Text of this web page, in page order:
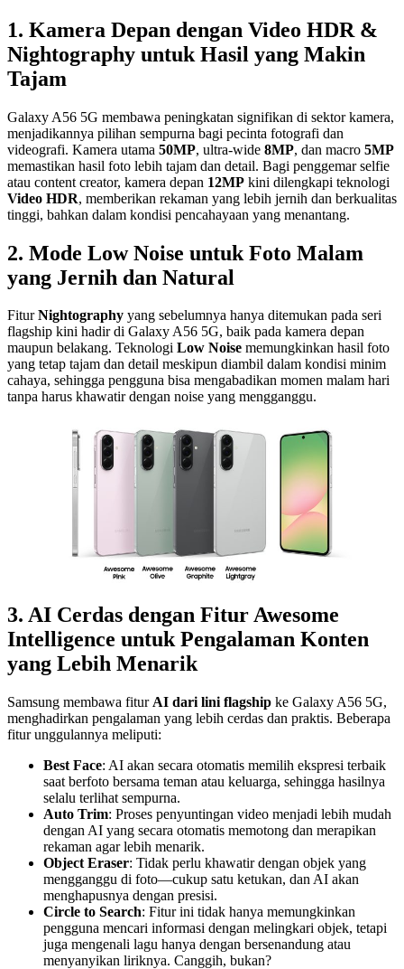
1. Kamera Depan dengan Video HDR &
Nightography untuk Hasil yang Makin
Tajam
Galaxy A56 5G membawa peningkatan signifikan di sektor kamera,
menjadikannya pilihan sempurna bagi pecinta fotografi dan
videografi. Kamera utama 50MP, ultra-wide 8MP, dan macro 5MP
memastikan hasil foto lebih tajam dan detail. Bagi penggemar selfie
atau content creator, kamera depan 12MP kini dilengkapi teknologi
Video HDR, memberikan rekaman yang lebih jernih dan berkualitas
tinggi, bahkan dalam kondisi pencahayaan yang menantang.
2. Mode Low Noise untuk Foto Malam
yang Jernih dan Natural
FiturNightography yang sebelumnya hanya ditemukan pada seri
flagship kini hadir di Galaxy A56 5G, baik pada kamera depan
maupun belakang. Teknologi Low Noise memungkinkan hasil foto
yang tetap tajam dan detail meskipun diambil dalam kondisi minim
cahaya, sehingga pengguna bisa mengabadikan momen malam hari
tanpa harus khawatir dengan noise yang mengganggu.
3. AI Cerdas dengan Fitur Awesome
Intelligence untuk Pengalaman Konten
yang Lebih Menarik
Samsung membawa fitur AI dari lini flagship ke Galaxy A56 5G,
menghadirkan pengalaman yang lebih cerdas dan praktis. Beberapa
fitur unggulannya meliputi:
Best Face: AI akan secara otomatis memilih ekspresi terbaik
saat berfoto bersama teman atau keluarga, sehingga hasilnya
selalu terlihat sempurna.
Auto Trim: Proses penyuntingan video menjadi lebih mudah
dengan AI yang secara otomatis memotong dan merapikan
rekaman agar lebih menarik.
Object Eraser: Tidak perlu khawatir dengan objek yang
mengganggu di foto—cukup satu ketukan, dan AI akan
menghapusnya dengan presisi.
Circle to Search: Fitur ini tidak hanya memungkinkan
pengguna mencari informasi dengan melingkari objek, tetapi
juga mengenali lagu hanya dengan bersenandung atau
menyanyikan liriknya. Canggih, bukan?